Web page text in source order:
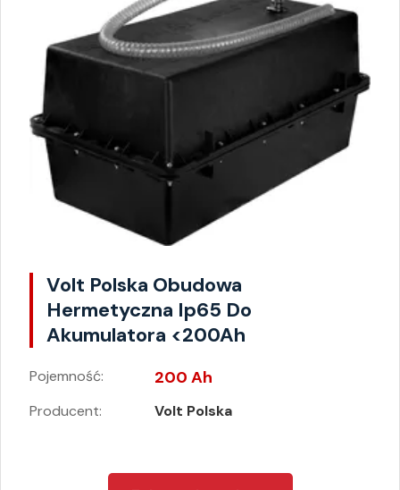
Volt Polska Obudowa
Hermetyczna Ip65 Do
Akumulatora <200Ah
Pojemność: 200 Ah
Producent: Volt Polska